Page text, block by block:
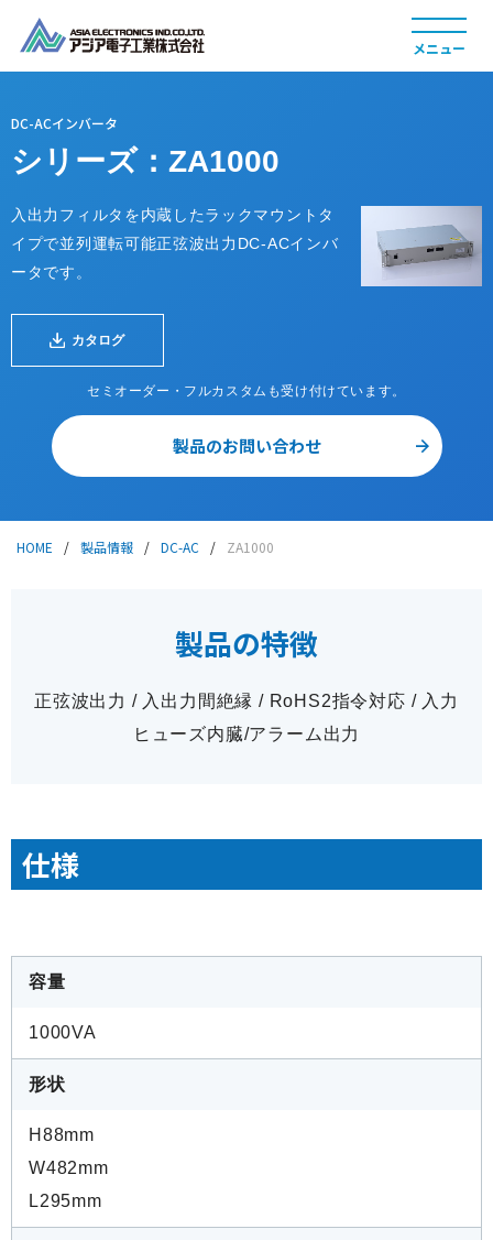
お電話からお問い合わせ
フォームからお問い合わせ
製品情報
採用情報
DC-ACインバータ
シリーズ：ZA1000
入出力フィルタを内蔵したラックマウントタ
イプで並列運転可能正弦波出力DC-ACインバ
ータです。
カタログ
セミオーダー・フルカスタムも受け付けています。
製品のお問い合わせ
HOME / 製品情報 / DC-AC / ZA1000
製品の特徴
正弦波出力 / 入出力間絶縁 / RoHS2指令対応 / 入力
ヒューズ内臓/アラーム出力
仕様
容量
1000VA
形状
H88mm
W482mm
L295mm